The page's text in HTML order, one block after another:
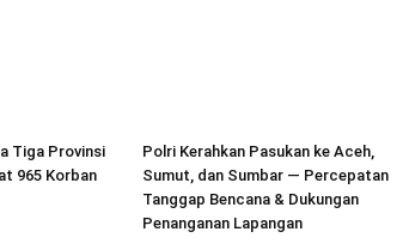
Tiga Provinsi
965 Korban
Polri Kerahkan Pasukan ke Aceh,
Sumut, dan Sumbar — Percepatan
Tanggap Bencana & Dukungan
Penanganan Lapangan